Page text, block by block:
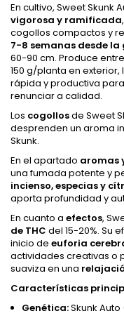
En cultivo, Sweet Skunk
vigorosa y ramificada
cogollos compactos y
7-8 semanas desde
60-90 cm. Produce
150 g/planta en
rápida y productiva
renunciar a calidad.
Los cogollosde Sweet
desprenden un aroma
Skunk.
En el apartado aromas
una fumada potente y
incienso, especias y
aporta profundidad y
En cuanto a efectos,
de THC del 15-20%. Su
inicio de euforia
actividades creativas o
suaviza en una
Características
Genética:Skunk